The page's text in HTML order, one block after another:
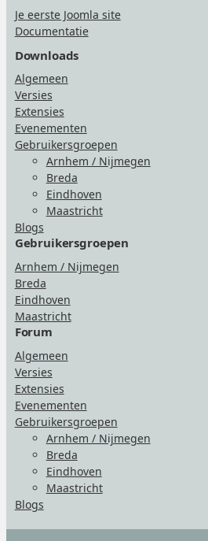
Je eerste Joomla site
Documentatie
Downloads
Algemeen
Versies
Extensies
Evenementen
Gebruikersgroepen
Arnhem / Nijmegen
Breda
Eindhoven
Maastricht
Blogs
Gebruikersgroepen
Arnhem / Nijmegen
Breda
Eindhoven
Maastricht
Forum
Algemeen
Versies
Extensies
Evenementen
Gebruikersgroepen
Arnhem / Nijmegen
Breda
Eindhoven
Maastricht
Blogs